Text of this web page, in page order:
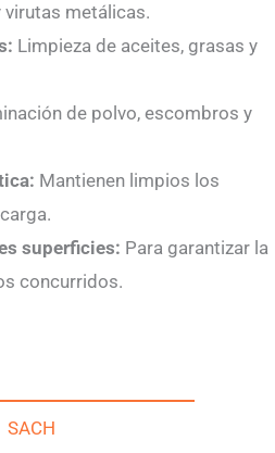
virutas metálicas.
Limpieza de aceites, grasas y
de polvo, escombros y
Mantienen limpios los
superficies: Para garantizar la
concurridos.
SACH